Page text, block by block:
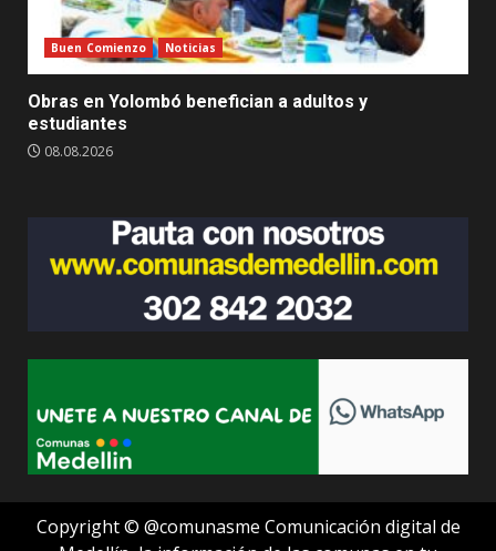
Buen Comienzo Noticias
Obras en Yolombó benefician a adultos y
estudiantes
08.08.2026
Copyright © @comunasme Comunicación digital de